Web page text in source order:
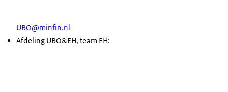
UBO@minfin.nl
Afdeling UBO&EH, team EH: